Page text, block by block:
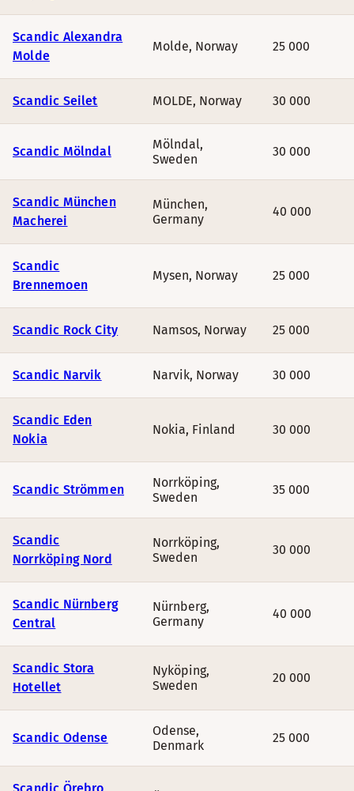
Scandic Alexandra
Molde
Molde, Norway 25 000
Scandic Seilet MOLDE, Norway 30 000
Scandic Mölndal Mölndal,
Sweden
30 000
Scandic München
Macherei
München,
Germany
40 000
Scandic
Brennemoen
Mysen, Norway 25 000
Scandic Rock City Namsos, Norway 25 000
Scandic Narvik Narvik, Norway 30 000
Scandic Eden
Nokia
Nokia, Finland 30 000
Scandic Strömmen Norrköping,
Sweden
35 000
Scandic
Norrköping Nord
Norrköping,
Sweden
30 000
Scandic Nürnberg
Central
Nürnberg,
Germany
40 000
Scandic Stora
Hotellet
Nyköping,
Sweden
20 000
Scandic Odense Odense,
Denmark
25 000